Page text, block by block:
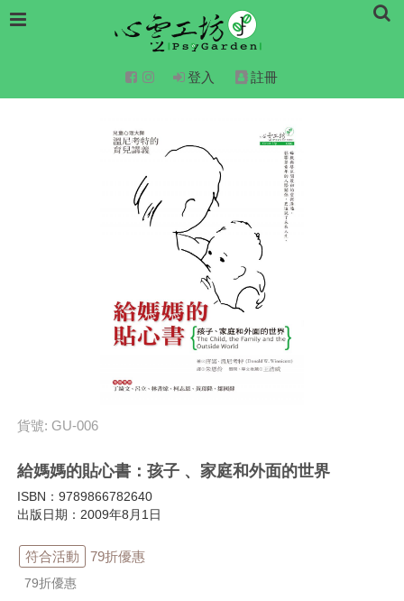
登入 註冊
貨號: GU-006
給媽媽的貼心書：孩子 、家庭和外面的世界
ISBN：9789866782640
出版日期：2009年8月1日
符合活動 79折優惠
79折優惠